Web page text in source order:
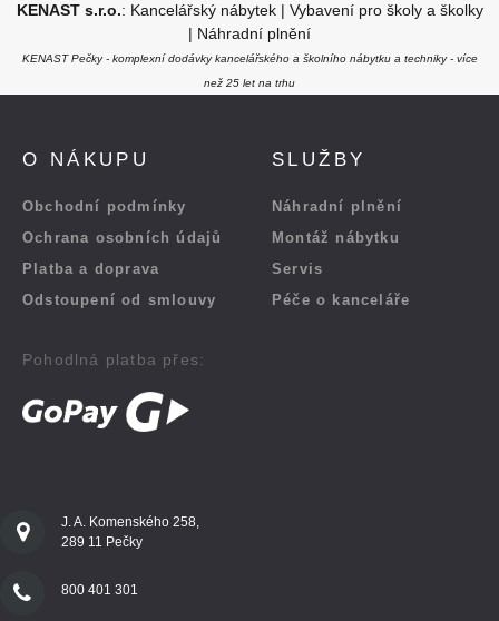
KENAST s.r.o.: Kancelářský nábytek | Vybavení pro školy a školky
| Náhradní plnění
KENAST Pečky - komplexní dodávky kancelářského a školního nábytku a techniky - více
než 25 let na trhu
O NÁKUPU
Obchodní podmínky
Ochrana osobních údajů
Platba a doprava
Odstoupení od smlouvy
Pohodlná platba přes:
SLUŽBY
Náhradní plnění
Montáž nábytku
Servis
Péče o kanceláře
J. A. Komenského 258,
289 11 Pečky
800 401 301